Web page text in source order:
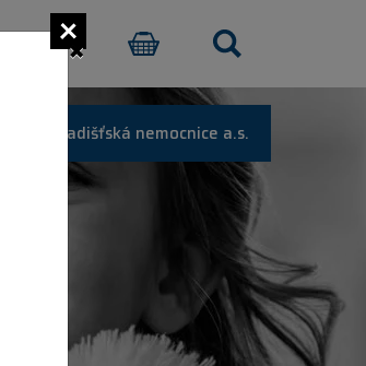
E-SHOP
Uherskohradišťská nemocnice a.s.
×